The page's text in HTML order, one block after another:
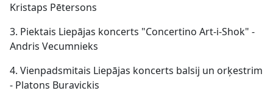
Kristaps Pētersons
3. Piektais Liepājas koncerts "Concertino Art-i-Shok" -
Andris Vecumnieks
4. Vienpadsmitais Liepājas koncerts balsij un orķestrim
- Platons Buravickis